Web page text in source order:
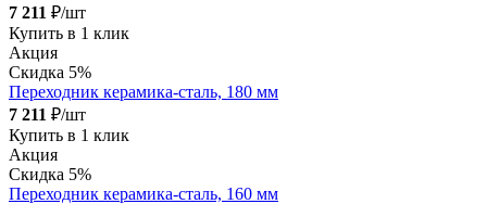
7 211 ₽/шт
Купить в 1 клик
Акция
Скидка 5%
Переходник керамика-сталь, 180 мм
7 211 ₽/шт
Купить в 1 клик
Акция
Скидка 5%
Переходник керамика-сталь, 160 мм